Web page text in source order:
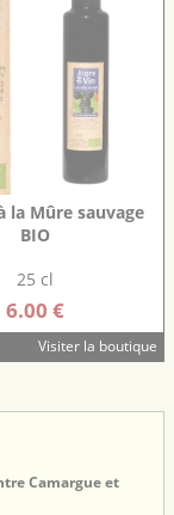
la Mûre sauvage
BIO
25 cl
6.00 €
Visiter la boutique
Camargue et